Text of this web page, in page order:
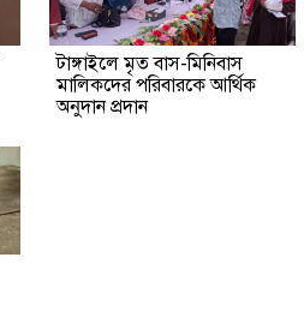
টাঙ্গাইলে মৃত বাস-মিনিবাস
মালিকদের পরিবারকে আর্থিক
অনুদান প্রদান